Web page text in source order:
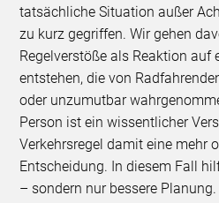
tatsächliche Situation außer
zu kurz gegriffen. Wir gehen
Regelverstöße als Reaktion auf
entstehen, die von
oder unzumutbar
Person ist ein wissentlicher
Verkehrsregel damit eine mehr
Entscheidung. In diesem Fall
– sondern nur bessere Planung.